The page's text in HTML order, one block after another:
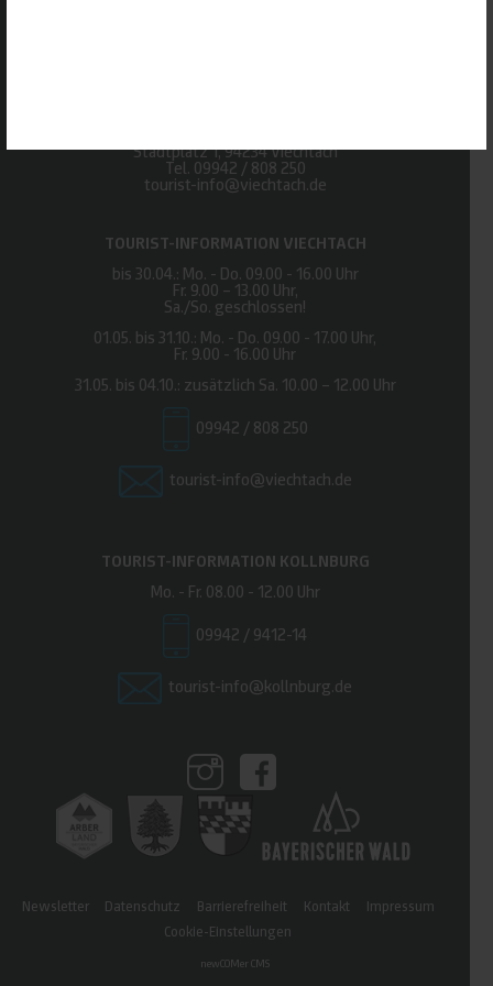
Stadtplatz 1, 94234 Viechtach
Tel. 09942 / 808 250
tourist-info@viechtach.de
TOURIST-INFORMATION VIECHTACH
bis 30.04.: Mo. - Do. 09.00 - 16.00 Uhr
Fr. 9.00 – 13.00 Uhr,
Sa./So. geschlossen!
01.05. bis 31.10.: Mo. - Do. 09.00 - 17.00 Uhr,
Fr. 9.00 - 16.00 Uhr
31.05. bis 04.10.: zusätzlich Sa. 10.00 – 12.00 Uhr
09942 / 808 250
tourist-info@viechtach.de
TOURIST-INFORMATION KOLLNBURG
Mo. - Fr. 08.00 - 12.00 Uhr
09942 / 9412-14
tourist-info@kollnburg.de
Newsletter Datenschutz Barrierefreiheit Kontakt
Impressum
Cookie-Einstellungen
newCOMer CMS